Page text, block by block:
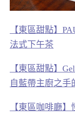
【東區甜點】
法式下午茶
【東區甜點】
自藍帶主廚之手
【東區咖啡廳